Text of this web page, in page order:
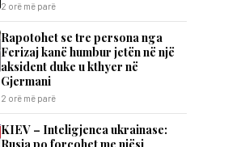
2 orë më parë
Rapotohet se tre persona nga
Ferizaj kanë humbur jetën në një
aksident duke u kthyer në
Gjermani
2 orë më parë
KIEV – Inteligjenca ukrainase:
Rusia po forcohet me njësi